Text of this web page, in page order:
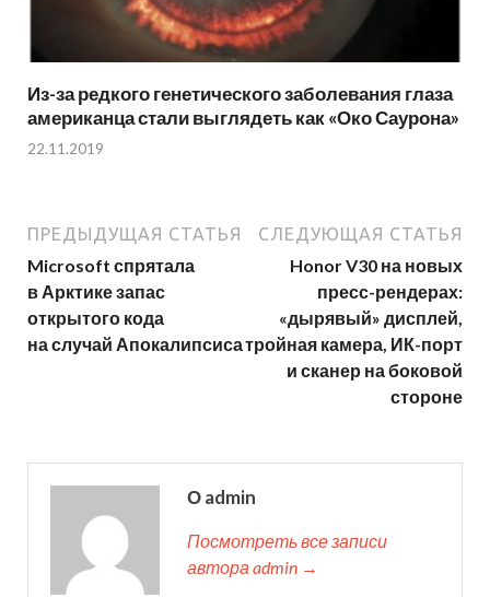
Из-за редкого генетического заболевания глаза
американца стали выглядеть как «Око Саурона»
22.11.2019
ПРЕДЫДУЩАЯ СТАТЬЯ
Microsoft спрятала
в Арктике запас
открытого кода
на случай Апокалипсиса
СЛЕДУЮЩАЯ СТАТЬЯ
Honor V30 на новых
пресс-рендерах:
«дырявый» дисплей,
тройная камера, ИК-порт
и сканер на боковой
стороне
О admin
Посмотреть все записи
автора admin →